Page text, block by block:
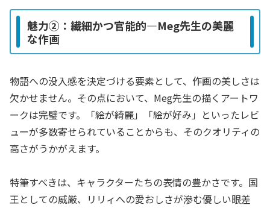
魅力②：繊細かつ官能的―Meg先生の美麗
な作画
物語への没入感を決定づける要素として、作画の美しさは
欠かせません。その点において、Meg先生の描くアートワ
ークは完璧です。「絵が綺麗」「絵が好み」といったレビ
ューが多数寄せられていることからも、そのクオリティの
高さがうかがえます。
特筆すべきは、キャラクターたちの表情の豊かさです。国
王としての威厳、リリィへの愛おしさが滲む優しい眼差